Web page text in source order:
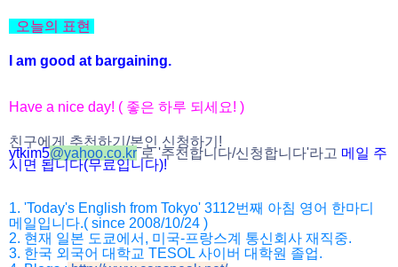
오늘의 표현
I am good at bargaining.
Have a nice day! ( 좋은 하루 되세요! )
친구에게 추천하기/본인 신청하기!
ytkim5@yahoo.co.kr 로 '추천합니다/신청합니다'라고 메일 주
시면 됩니다(무료입니다)!
1. 'Today's English from Tokyo' 3112번째 아침 영어 한마디
메일입니다.( since 2008/10/24 )
2. 현재 일본 도쿄에서, 미국-프랑스계 통신회사 재직중.
3. 한국 외국어 대학교 TESOL 사이버 대학원 졸업.